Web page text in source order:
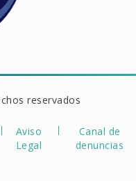
reservados
Aviso
Legal
Canal de
denuncias